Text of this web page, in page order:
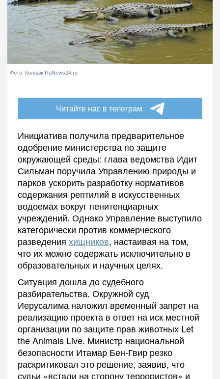
Фото: Коллаж RuNews24.ru
Читайте нас в телеграм
Инициатива получила предварительное
одобрение министерства по защите
окружающей среды: глава ведомства Идит
Сильман поручила Управлению природы и
парков ускорить разработку нормативов
содержания рептилий в искусственных
водоемах вокруг пенитенциарных
учреждений. Однако Управление выступило
категорически против коммерческого
разведения хищников, настаивая на том,
что их можно содержать исключительно в
образовательных и научных целях.
Ситуация дошла до судебного
разбирательства. Окружной суд
Иерусалима наложил временный запрет на
реализацию проекта в ответ на иск местной
организации по защите прав животных Let
the Animals Live. Министр национальной
безопасности Итамар Бен-Гвир резко
раскритиковал это решение, заявив, что
судьи «встали на сторону террористов» и